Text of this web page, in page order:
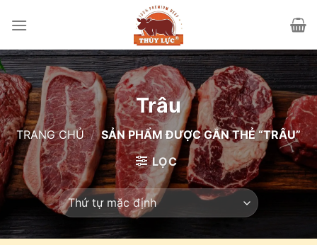
Trâu
TRANG CHỦ / SẢN PHẨM ĐƯỢC GẮN THẺ “TRÂU”
LỌC